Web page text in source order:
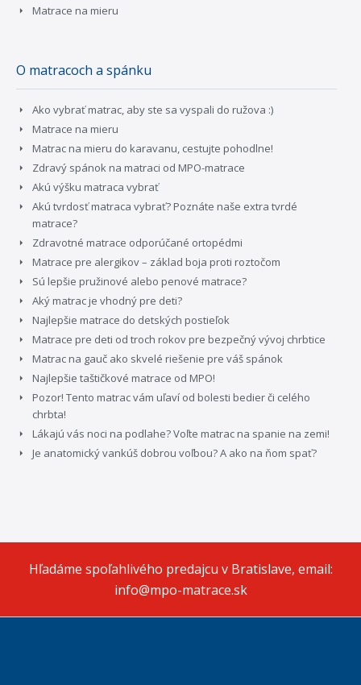
Matrace na mieru
O matracoch a spánku
Ako vybrať matrac, aby ste sa vyspali do ružova :)
Matrace na mieru
Matrac na mieru do karavanu, cestujte pohodlne!
Zdravý spánok na matraci od MPO-matrace
Akú výšku matraca vybrať
Akú tvrdosť matraca vybrať? Poznáte naše extra tvrdé
matrace?
Zdravotné matrace odporúčané ortopédmi
Matrace pre alergikov – základ boja proti roztočom
Sú lepšie pružinové alebo penové matrace?
Aký matrac je vhodný pre deti?
Najlepšie matrace do detských postieľok
Matrace pre deti od troch rokov pre bezpečný vývoj chrbtice
Matrac na gauč ako skvelé riešenie pre váš spánok
Najlepšie taštičkové matrace od MPO!
Pozor! Tento matrac vám uľaví od bolesti bedier či celého
chrbta!
Lákajú vás noci na podlahe? Voľte matrac na spanie na zemi!
Je anatomický vankúš dobrou voľbou? A ako na ňom spať?
Hľadáme spoľahlivého predajcu v Bratislave, email:
info@mpo-matrace.sk